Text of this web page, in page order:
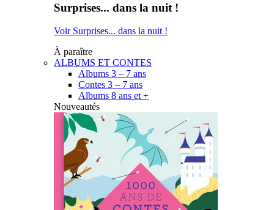
Surprises... dans la nuit !
Voir Surprises... dans la nuit !
À paraître
ALBUMS ET CONTES
Albums 3 – 7 ans
Contes 3 – 7 ans
Albums 8 ans et +
Nouveautés